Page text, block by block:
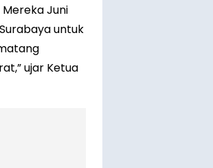
Juni
untuk
ujar Ketua